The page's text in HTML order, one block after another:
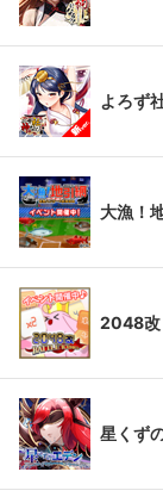
よろず
大漁！
2048改
星くず